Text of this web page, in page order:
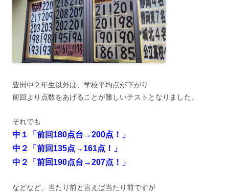
豊田中２年生以外は、学校平均点が下がり
前回より点数をあげることが難しいテストとなりました。
それでも
中１「前回180点台→200点！」
中２「前回135点→161点！」
中２「前回190点台→207点！」
などなど、当たり前と言えば当たり前ですが